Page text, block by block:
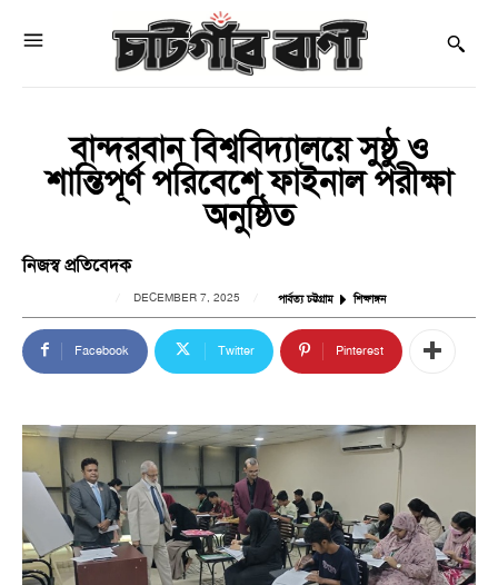
বান্দরবান বিশ্ববিদ্যালয়ে সুষ্ঠু ও
শান্তিপূর্ণ পরিবেশে ফাইনাল পরীক্ষা
অনুষ্ঠিত
নিজস্ব প্রতিবেদক
DECEMBER 7, 2025 পার্বত্য চট্টগ্রাম শিক্ষাঙ্গন
Facebook Twitter Pinterest